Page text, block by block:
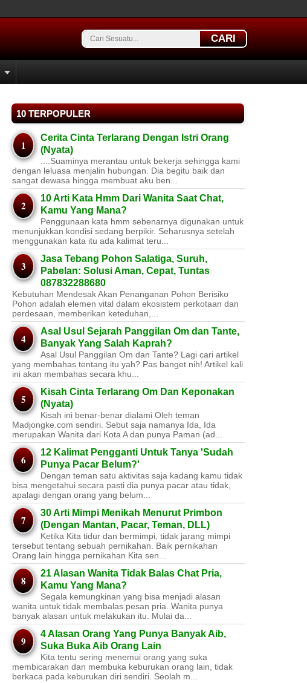
CARI
10 TERPOPULER
Cerita Cinta Terlarang Dengan Istri Orang
(Nyata)
....Suaminya merantau untuk bekerja sehingga kami
dengan leluasa menjalin hubungan. Dia begitu baik dan
sangat dewasa hingga membuat aku ben...
10 Arti Kata Hmm Dari Wanita Saat Chat,
Kamu Yang Mana?
Penggunaan kata hmm sebenarnya digunakan untuk
menunjukkan kondisi sedang berpikir. Seharusnya setelah
menggunakan kata itu ada kalimat teru...
Jasa Tebang Pohon Salatiga, Suruh,
Pabelan: Solusi Aman, Cepat, Tuntas
087832288680
Kebutuhan Mendesak Akan Penanganan Pohon Berisiko ​
Pohon adalah elemen vital dalam ekosistem perkotaan dan
perdesaan, memberikan keteduhan,...
Asal Usul Sejarah Panggilan Om dan Tante,
Banyak Yang Salah Kaprah?
Asal Usul Panggilan Om dan Tante? Lagi cari artikel
yang membahas tentang itu yah? Pas banget nih! Artikel kali
ini akan membahas secara khu...
Kisah Cinta Terlarang Om Dan Keponakan
(Nyata)
Kisah ini benar-benar dialami Oleh teman
Madjongke.com sendiri. Sebut saja namanya Ida, Ida
merupakan Wanita dari Kota A dan punya Paman (ad...
12 Kalimat Pengganti Untuk Tanya 'Sudah
Punya Pacar Belum?'
Dengan teman satu aktivitas saja kadang kamu tidak
bisa mengetahui secara pasti dia punya pacar atau tidak,
apalagi dengan orang yang belum...
30 Arti Mimpi Menikah Menurut Primbon
(Dengan Mantan, Pacar, Teman, DLL)
Ketika Kita tidur dan bermimpi, tidak jarang mimpi
tersebut tentang sebuah pernikahan. Baik pernikahan
Orang lain hingga pernikahan Kita sen...
21 Alasan Wanita Tidak Balas Chat Pria,
Kamu Yang Mana?
Segala kemungkinan yang bisa menjadi alasan
wanita untuk tidak membalas pesan pria. Wanita punya
banyak alasan untuk melakukan itu. Mulai da...
4 Alasan Orang Yang Punya Banyak Aib,
Suka Buka Aib Orang Lain
Kita tentu sering menemui orang yang suka
membicarakan dan membuka keburukan orang lain, tidak
berkaca pada keburukan diri sendiri. Seolah m...